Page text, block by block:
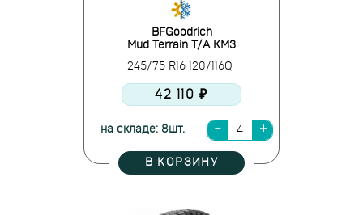
BFGoodrich
Mud Terrain T/A KM3
245/75 R16 120/116Q
42 110 ₽
на складе: 8шт.
В КОРЗИНУ